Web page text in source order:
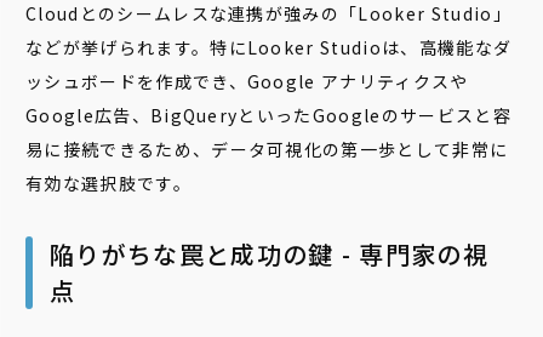
Cloudとのシームレスな連携が強みの「Looker Studio」
などが挙げられます。特にLooker Studioは、高機能なダ
ッシュボードを作成でき、Google アナリティクスや
Google広告、BigQueryといったGoogleのサービスと容
易に接続できるため、データ可視化の第一歩として非常に
有効な選択肢です。
陥りがちな罠と成功の鍵 - 専門家の視
点